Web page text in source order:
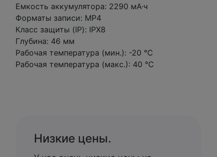
Емкость аккумулятора: 2290 мА·ч
Форматы записи: MP4
Класс защиты (IP): IPX8
Глубина: 46 мм
Рабочая температура (мин.): -20 °C
Рабочая температура (макс.): 40 °C
Низкие цены.